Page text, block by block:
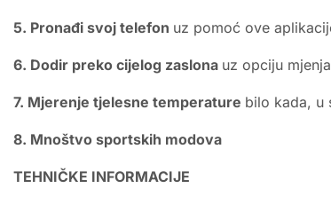
5. Pronađi svoj telefon uz pomoć ove
6. Dodir preko cijelog zaslona uz opciju
7. Mjerenje tjelesne temperature bilo kada, u
8. Mnoštvo sportskih modova
TEHNIČKE INFORMACIJE